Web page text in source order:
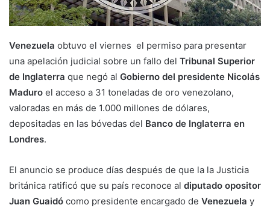
Venezuela obtuvo el viernes el permiso para presentar
una apelación judicial sobre un fallo del Tribunal Superior
de Inglaterra que negó al Gobierno del presidente Nicolás
Maduro el acceso a 31 toneladas de oro venezolano,
valoradas en más de 1.000 millones de dólares,
depositadas en las bóvedas del Banco de Inglaterra en
Londres.
El anuncio se produce días después de que la la Justicia
británica ratificó que su país reconoce al diputado opositor
Juan Guaidó como presidente encargado de Venezuela y